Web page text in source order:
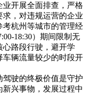
开展全面排查，严格
，对违规运营的企业
杭州等城市的管理经
18:30）期间限制无
心路段行驶，避开学
辆流量较少的时段开
驶的终极价值是守护
兴事物，发展过程中